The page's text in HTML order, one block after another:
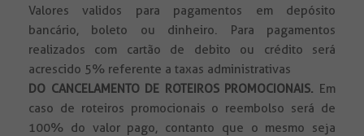
Valores validos para pagamentos em depósito
bancário, boleto ou dinheiro. Para pagamentos
realizados com cartão de debito ou crédito será
acrescido 5% referente a taxas administrativas
DO CANCELAMENTO DE ROTEIROS PROMOCIONAIS. Em
caso de roteiros promocionais o reembolso será de
100% do valor pago, contanto que o mesmo seja